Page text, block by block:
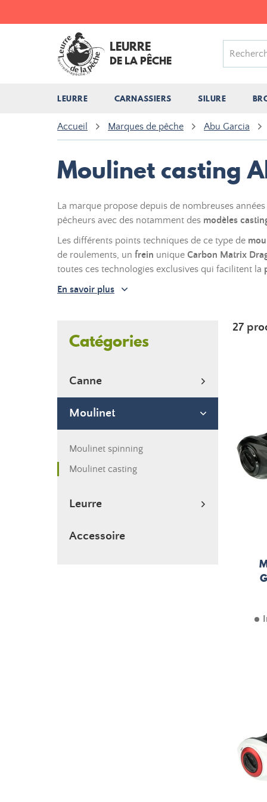
LEURRE
DE LA PÊCHE
LEURRE CARNASSIERS SILURE
Accueil Marques de pêche Abu Garcia
Moulinet casting
La marque propose depuis de nombreuses
pêcheurs avec des notamment des modèles
Les différents points techniques de ce type de
de roulements, un frein unique Carbon Matrix
toutes ces technologies exclusives qui facilitent la
En savoir plus
Catégories
Canne
Moulinet
Moulinet spinning
Moulinet casting
Leurre
Accessoire
27